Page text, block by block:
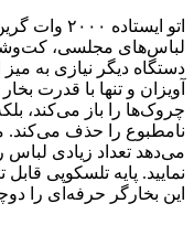
اتو
لباس‌های مجلسی،
دستگاه دیگر نیازی به میز
آویزان و تنها با قدرت
چروک‌ها را باز می‌کند،
می‌دهد تعداد زیادی لباس
نمایید. پایه تلسکوپی
این بخارگر حرفه‌ای را